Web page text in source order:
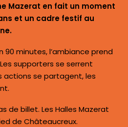
Mazerat en fait un moment
et un cadre festif au
minutes, l’ambiance prend
supporters se serrent
actions se partagent, les
de billet. Les Halles Mazerat
de Châteaucreux.